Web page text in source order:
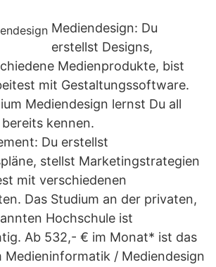
Mediendesign: Du
erstellst Designs,
Medienprodukte, bist
mit Gestaltungssoftware.
Mediendesign lernst Du all
kennen.
Du erstellst
stellst Marketingstrategien
mit verschiedenen
Das Studium an der privaten,
Hochschule ist
Ab 532,- € im Monat* ist das
Medieninformatik / Mediendesign